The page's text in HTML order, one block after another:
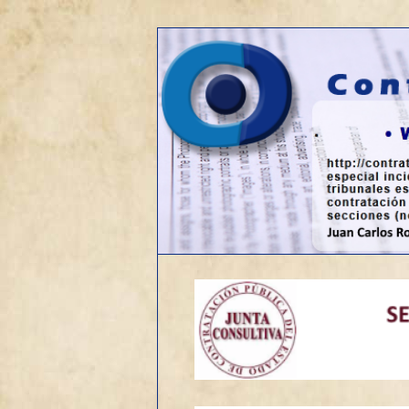
Contrato de
Web sobre contratación pública
Ir
al
contenido